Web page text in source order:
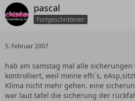
pascal
Fortgeschrittener
5. Februar 2007
hab am samstag mal alle
kontrolliert, weil meine efh´s,
Klima nicht mehr gehen. eine
war laut tafel die sicherung der